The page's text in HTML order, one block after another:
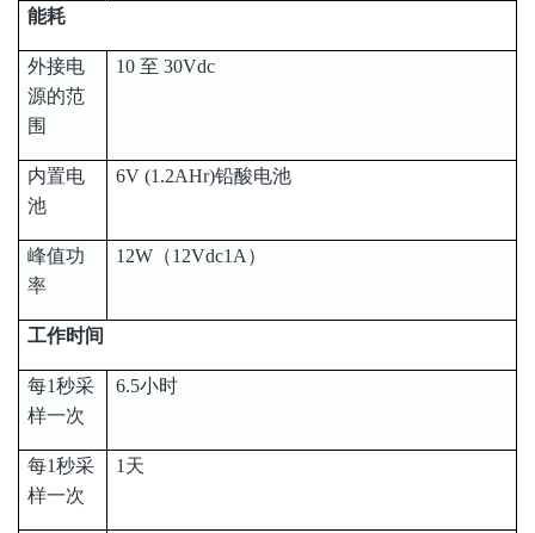
能耗
外接电
源的范
围
10 至 30Vdc
内置电
池
6V (1.2AHr)铅酸电池
峰值功
率
12W（12Vdc1A）
工作时间
每1秒采
样一次
6.5小时
每1秒采
样一次
1天